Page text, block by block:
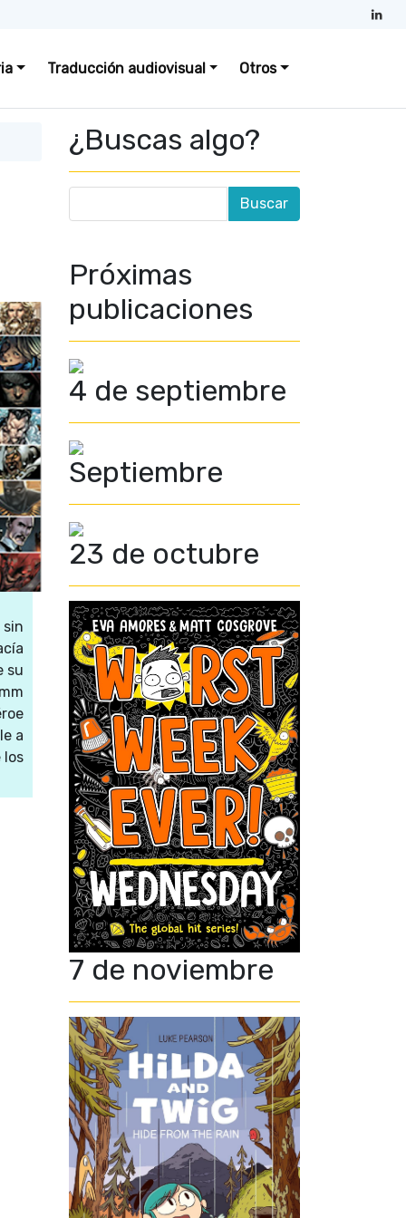
Traducción audiovisual Otros
su
a
los
¿Buscas algo?
Próximas
publicaciones
4 de septiembre
Septiembre
23 de octubre
7 de noviembre